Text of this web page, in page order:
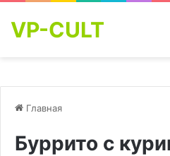
VP-CULT
Главная
Буррито с